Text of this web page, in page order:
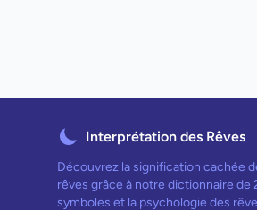
Interprétation des Rêves
Découvrez la signification cachée
rêves grâce à notre dictionnaire de
symboles et la psychologie des